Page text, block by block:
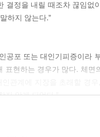
결정을 내릴 때조차 끊임
하지 않는다.”
공포 또는 대인기피증이라
표현하는 경우가 많다. 체
지 않게 되었다.”